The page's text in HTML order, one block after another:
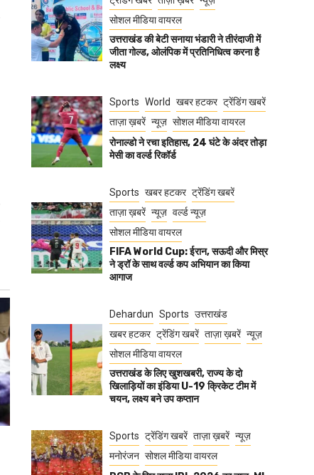
सोशल मीडिया वायरल
उत्तराखंड की बेटी सनाया भंडारी ने तीरंदाजी में
जीता गोल्ड, ओलंपिक में प्रतिनिधित्व करना है
लक्ष्य
Sports World खबर हटकर ट्रेंडिंग खबरें
ताज़ा ख़बरें न्यूज़ सोशल मीडिया वायरल
रोनाल्डो ने रचा इतिहास, 24 घंटे के अंदर तोड़ा
मेसी का वर्ल्ड रिकॉर्ड
Sports खबर हटकर ट्रेंडिंग खबरें
ताज़ा ख़बरें न्यूज़ वर्ल्ड न्यूज़
सोशल मीडिया वायरल
FIFA World Cup: ईरान, सऊदी और मिस्र
ने ड्रॉ के साथ वर्ल्ड कप अभियान का किया
आगाज
Dehardun Sports उत्तराखंड
खबर हटकर ट्रेंडिंग खबरें ताज़ा ख़बरें न्यूज़
सोशल मीडिया वायरल
उत्तराखंड के लिए खुशखबरी, राज्य के दो
खिलाड़ियों का इंडिया U-19 क्रिकेट टीम में
चयन, लक्ष्य बने उप कप्तान
Sports ट्रेंडिंग खबरें ताज़ा ख़बरें न्यूज़
मनोरंजन सोशल मीडिया वायरल